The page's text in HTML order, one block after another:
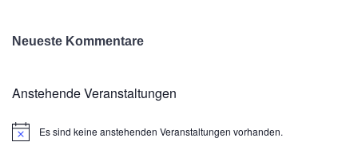
Neueste Kommentare
Anstehende Veranstaltungen
HinweisEs sind keine anstehenden Veranstaltungen vorhanden.